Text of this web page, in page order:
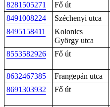
8281505271
Fő út
8491008224
Széchenyi utca
8495158411
Kolonics
György utca
8553582926 Fő út
8632467385 Frangepán utca
8691303932
Fő út